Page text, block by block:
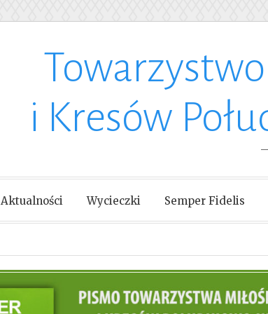
i Kresów
Aktualności Wycieczki Semper Fidelis